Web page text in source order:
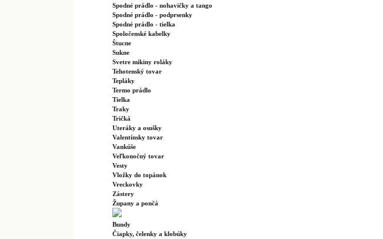
Spodné prádlo - nohavičky a tango
Spodné prádlo - podprsenky
Spodné prádlo - tielka
Spoločenské kabelky
Štucne
Sukne
Svetre mikiny roláky
Tehotenský tovar
Tepláky
Termo prádlo
Tielka
Traky
Tričká
Uteráky a osušky
Valentínsky tovar
Vankúše
Veľkonočný tovar
Vesty
Vložky do topánok
Vreckovky
Zástery
Župany a pončá
Bundy
Čiapky, čelenky a klobúky